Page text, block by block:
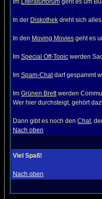
Im Literaturforum geht es um
In der Diskothek dreht sich
In den Moving Movies geht es
Im Special Off-Topic werden
Im Spam-Chatdarf gespammt
Im Grünen Brettwerden
Wer hier durchsteigt, gehört
Dann gibt es noch den Chat,
Nach oben
Viel Spaß!
Nach oben